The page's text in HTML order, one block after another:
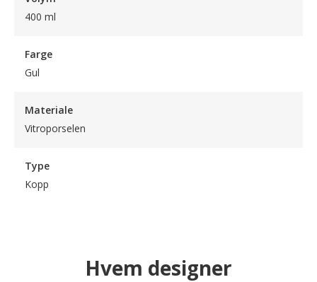
400 ml
Farge
Gul
Materiale
Vitroporselen
Type
Kopp
Hvem designer